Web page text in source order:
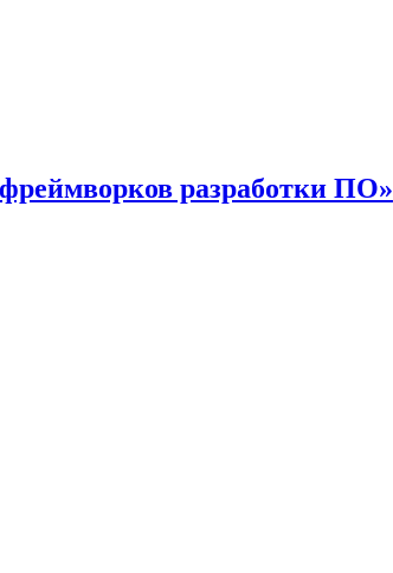
разработки ПО»